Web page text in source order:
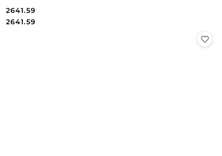
Cena:
2641.59
Cena:
2641.59